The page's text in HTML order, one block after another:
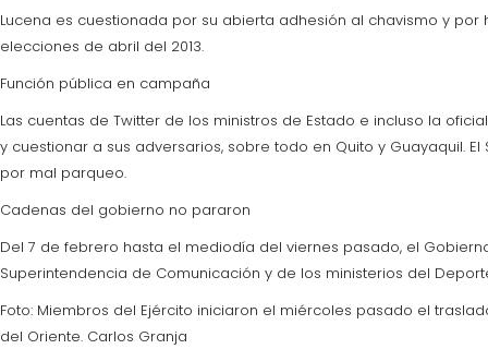
Lucena es cuestionada por su abierta adhesión al chavismo y
elecciones de abril del 2013.
Función pública en campaña
Las cuentas de Twitter de los ministros de Estado e incluso la
y cuestionar a sus adversarios, sobre todo en Quito y Guayaquil.
por mal parqueo.
Cadenas del gobierno no pararon
Del 7 de febrero hasta el mediodía del viernes pasado, el
Superintendencia de Comunicación y de los ministerios del
Foto: Miembros del Ejército iniciaron el miércoles pasado el
del Oriente. Carlos Granja